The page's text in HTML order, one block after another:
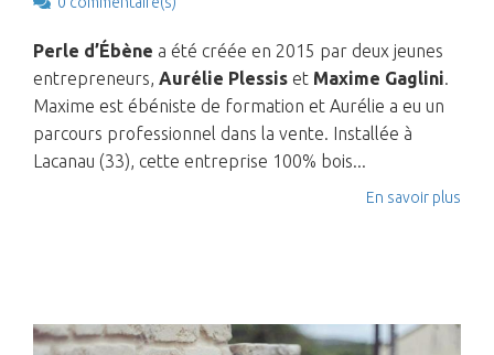
Perle d’Ébène a été créée en 2015 par deux jeunes
entrepreneurs, Aurélie Plessis et Maxime Gaglini.
Maxime est ébéniste de formation et Aurélie a eu un
parcours professionnel dans la vente. Installée à
Lacanau (33), cette entreprise 100% bois...
En savoir plus